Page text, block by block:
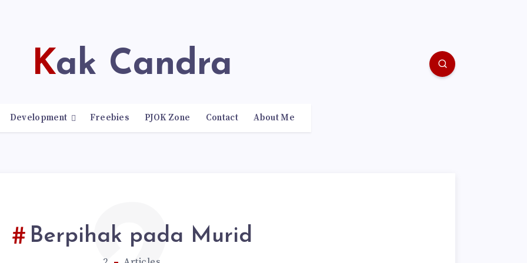
Kak Candra
Development Freebies PJOK Zone Contact About Me
Berpihak pada Murid